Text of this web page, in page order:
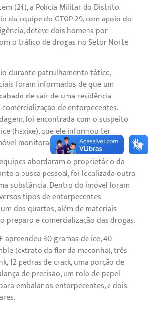
(24), a Polícia Militar do Distrito
da equipe do GTOP 29, com apoio do
deteve dois homens por
o tráfico de drogas no Setor Norte
durante patrulhamento tático,
foram informados de que um
de sair de uma residência
de entorpecentes.
foi encontrada com o suspeito
(haxixe), que ele informou ter
monitorado.
abordaram o proprietário da
a busca pessoal, foi localizada outra
substância. Dentro do imóvel foram
tipos de entorpecentes
dos quartos, além de materiais
preparo e comercialização das drogas.
apreendeu 30 gramas de ice, 40
(extrato da flor da maconha), três
12 pedras de crack, uma porção de
de precisão, um rolo de papel
embalar os entorpecentes, e dois